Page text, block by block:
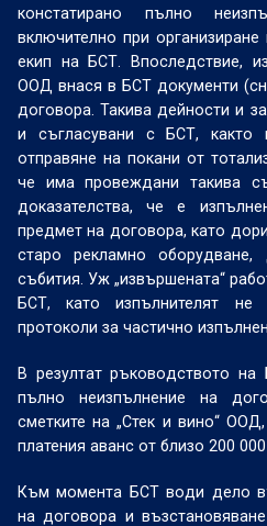
констатирано пълно
включително при
екип на БСТ. Впоследствие,
ООД внася в БСТ документи
договора. Такива дейности и
и съгласувани с БСТ, както
отправяне на покани от
че има провеждани такива
доказателства, че е
предмет на договора, като
старо рекламно
събития. Уж „извършената“
БСТ, като изпълнителят
протоколи за частично
В резултат ръководството
пълно неизпълнение на
сметките на „Стек и вино“
платения аванс от близо 200 000
Към момента БСТ води дело
на договора и